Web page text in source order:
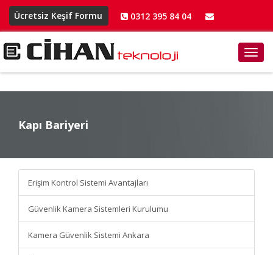
Ücretsiz Keşif Formu
0312 395 84 04
info@cihanteknoloji.net
Kapı Bariyeri
Bariyeri
Erişim Kontrol Sistemi Avantajları
Güvenlik Kamera Sistemleri Kurulumu
Kamera Güvenlik Sistemi Ankara